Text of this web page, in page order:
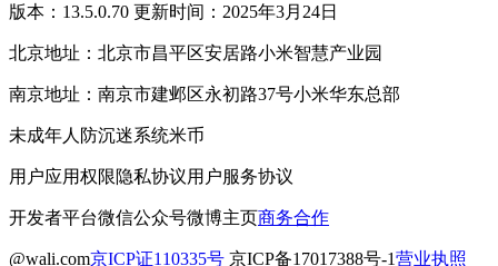
版本：13.5.0.70 更新时间：2025年3月24日
北京地址：北京市昌平区安居路小米智慧产业园
南京地址：南京市建邺区永初路37号小米华东总部
未成年人防沉迷系统米币
用户应用权限隐私协议用户服务协议
开发者平台微信公众号微博主页商务合作
@wali.com京ICP证110335号 京ICP备17017388号-1营业执照